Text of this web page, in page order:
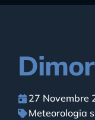
27 Novembre
Meteorologia